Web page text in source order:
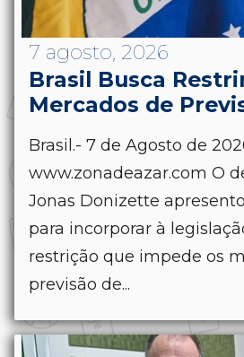
7 agosto, 2026
Brasil Busca
Mercados de
Brasil.- 7 de Agosto de
www.zonadeazar.com O
Jonas Donizette
para incorporar à
restrição que impede os
previsão de...